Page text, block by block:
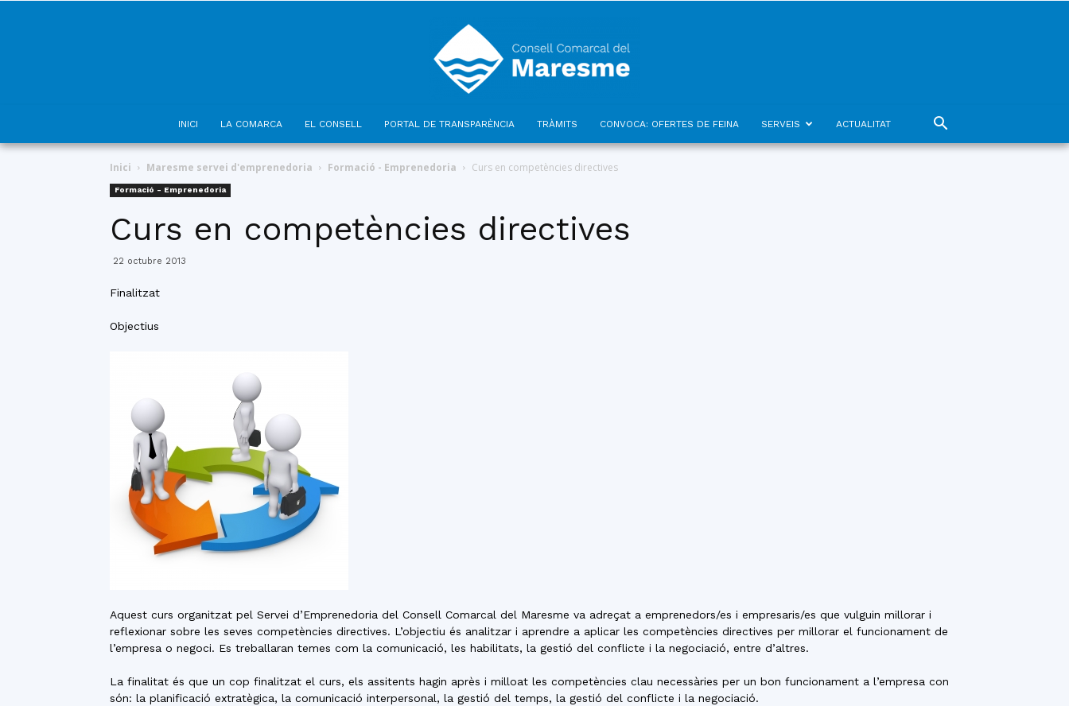
INICI LA COMARCA EL CONSELL PORTAL DE TRANSPARÈNCIA TRÀMITS CONVOCA: OFERTES DE FEINA SERVEIS ACTUALITAT
Inici Maresme servei d'emprenedoria Formació - Emprenedoria Curs en competències directives
Formació - Emprenedoria
Curs en competències directives
22 octubre 2013
Finalitzat
Objectius
Aquest curs organitzat pel Servei d’Emprenedoria del Consell Comarcal del Maresme va adreçat a emprenedors/es i empresaris/es que vulguin millorar i
reflexionar sobre les seves competències directives. L’objectiu és analitzar i aprendre a aplicar les competències directives per millorar el funcionament de
l’empresa o negoci. Es treballaran temes com la comunicació, les habilitats, la gestió del conflicte i la negociació, entre d’altres.
La finalitat és que un cop finalitzat el curs, els assitents hagin après i milloat les competències clau necessàries per un bon funcionament a l’empresa con
són: la planificació extratègica, la comunicació interpersonal, la gestió del temps, la gestió del conflicte i la negociació.